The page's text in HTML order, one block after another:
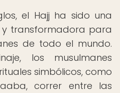
el Hajj ha sido una
y transformadora para
de todo el mundo.
los musulmanes
simbólicos, como
correr entre las